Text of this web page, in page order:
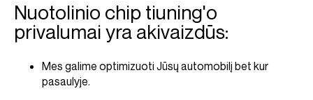
Nuotolinio chip tiuning'o
privalumai yra akivaizdūs:
Mes galime optimizuoti Jūsų automobilį bet kur
pasaulyje.